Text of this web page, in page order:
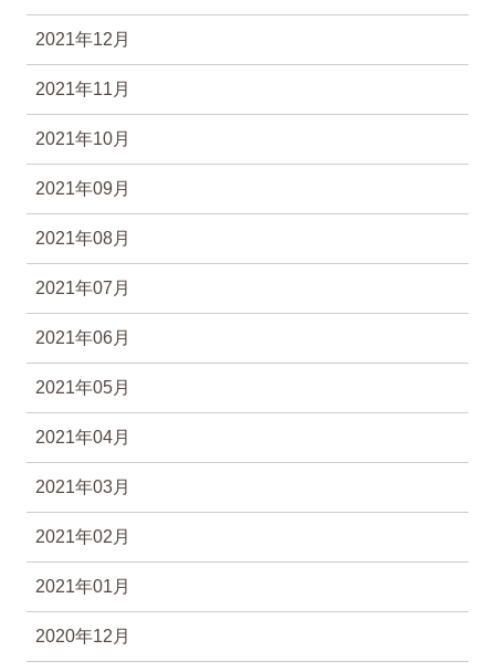
2021年12月
2021年11月
2021年10月
2021年09月
2021年08月
2021年07月
2021年06月
2021年05月
2021年04月
2021年03月
2021年02月
2021年01月
2020年12月